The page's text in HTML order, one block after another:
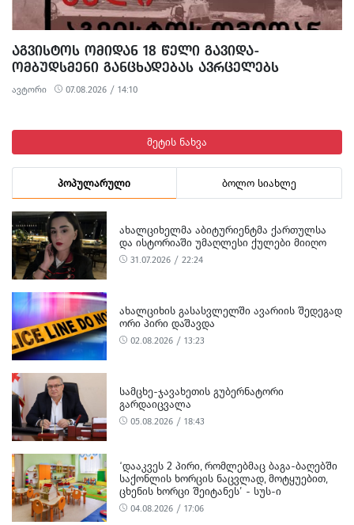
ᲐᲒᲕᲘᲡᲢᲝᲡ ᲝᲛᲘᲓᲐᲜ 18 ᲬᲔᲚᲘ ᲒᲐᲕᲘᲓᲐ-
ᲝᲛᲑᲣᲓᲡᲛᲔᲜᲘ ᲒᲐᲜᲪᲮᲐᲓᲔᲑᲐᲡ ᲐᲕᲠᲪᲔᲚᲔᲑᲡ
ავტორი 07.08.2026 / 14:10
მეტის ნახვა
პოპულარული ბოლო სიახლე
ᲐᲮᲐᲚᲪᲘᲮᲔᲚᲛᲐ ᲐᲑᲘᲢᲣᲠᲘᲔᲜᲢᲛᲐ ᲥᲐᲠᲗᲣᲚᲡᲐ
ᲓᲐ ᲘᲡᲢᲝᲠᲘᲐᲨᲘ ᲣᲛᲐᲦᲚᲔᲡᲘ ᲥᲣᲚᲔᲑᲘ ᲛᲘᲘᲦᲝ
31.07.2026 / 22:24
ᲐᲮᲐᲚᲪᲘᲮᲘᲡ ᲒᲐᲡᲐᲡᲕᲚᲔᲚᲨᲘ ᲐᲕᲐᲠᲘᲘᲡ ᲨᲔᲓᲔᲒᲐᲓ
ᲝᲠᲘ ᲞᲘᲠᲘ ᲓᲐᲨᲐᲕᲓᲐ
02.08.2026 / 13:23
ᲡᲐᲛᲪᲮᲔ-ᲯᲐᲕᲐᲮᲔᲗᲘᲡ ᲒᲣᲑᲔᲠᲜᲐᲢᲝᲠᲘ
ᲒᲐᲠᲓᲐᲘᲪᲕᲐᲚᲐ
05.08.2026 / 18:43
‘ᲓᲐᲐᲙᲕᲔᲡ 2 ᲞᲘᲠᲘ, ᲠᲝᲛᲚᲔᲑᲛᲐᲪ ᲑᲐᲒᲐ-ᲑᲐᲦᲔᲑᲨᲘ
ᲡᲐᲥᲝᲜᲚᲘᲡ ᲮᲝᲠᲪᲘᲡ ᲜᲐᲪᲕᲚᲐᲓ, ᲛᲝᲢᲧᲣᲔᲑᲘᲗ,
ᲪᲮᲔᲜᲘᲡ ᲮᲝᲠᲪᲘ ᲨᲔᲘᲢᲐᲜᲔᲡ’ - ᲡᲣᲡ-Ი
04.08.2026 / 17:06